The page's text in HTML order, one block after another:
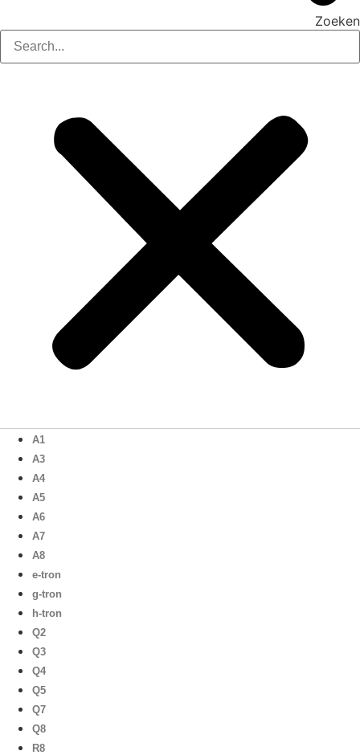
Zoeken
A1
A3
A4
A5
A6
A7
A8
e-tron
g-tron
h-tron
Q2
Q3
Q4
Q5
Q7
Q8
R8